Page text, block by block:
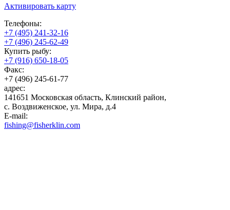
Активировать карту
Телефоны:
+7 (495) 241-32-16
+7 (496) 245-62-49
Купить рыбу:
+7 (916) 650-18-05
Факс:
+7 (496) 245-61-77
адрес:
141651 Московская область, Клинский район,
с. Воздвиженское, ул. Мира, д.4
E-mail:
fishing@fisherklin.com